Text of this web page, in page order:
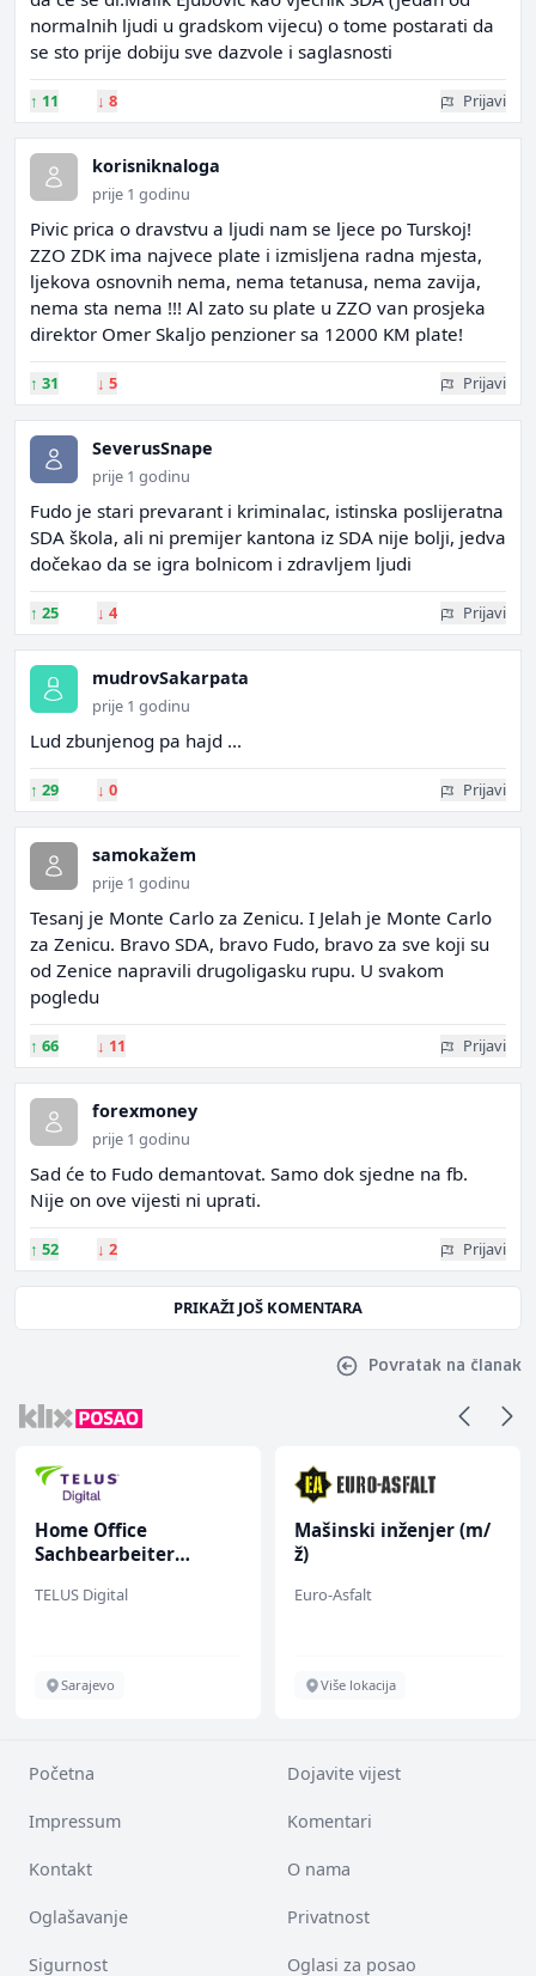
normalnih ljudi u gradskom vijecu) o tome postarati da
se sto prije dobiju sve dazvole i saglasnosti
↑ 11 ↓ 8 Prijavi
korisniknaloga
prije 1 godinu
Pivic prica o dravstvu a ljudi nam se ljece po Turskoj!
ZZO ZDK ima najvece plate i izmisljena radna mjesta,
ljekova osnovnih nema, nema tetanusa, nema zavija,
nema sta nema !!! Al zato su plate u ZZO van prosjeka
direktor Omer Skaljo penzioner sa 12000 KM plate!
↑ 31 ↓ 5 Prijavi
SeverusSnape
prije 1 godinu
Fudo je stari prevarant i kriminalac, istinska poslijeratna
SDA škola, ali ni premijer kantona iz SDA nije bolji, jedva
dočekao da se igra bolnicom i zdravljem ljudi
↑ 25 ↓ 4 Prijavi
mudrovSakarpata
prije 1 godinu
Lud zbunjenog pa hajd ...
↑ 29 ↓ 0 Prijavi
samokažem
prije 1 godinu
Tesanj je Monte Carlo za Zenicu. I Jelah je Monte Carlo
za Zenicu. Bravo SDA, bravo Fudo, bravo za sve koji su
od Zenice napravili drugoligasku rupu. U svakom
pogledu
↑ 66 ↓ 11 Prijavi
forexmoney
prije 1 godinu
Sad će to Fudo demantovat. Samo dok sjedne na fb.
Nije on ove vijesti ni uprati.
↑ 52 ↓ 2 Prijavi
PRIKAŽI JOŠ KOMENTARA
Povratak na članak
Home Office
Sachbearbeiter
bekannten deutschen
TELUS Digital
Sarajevo
Mašinski inženjer (m/
ž)
Euro-Asfalt
Više lokacija
Početna Dojavite vijest
Impressum Komentari
Kontakt O nama
Oglašavanje Privatnost
Sigurnost Oglasi za posao